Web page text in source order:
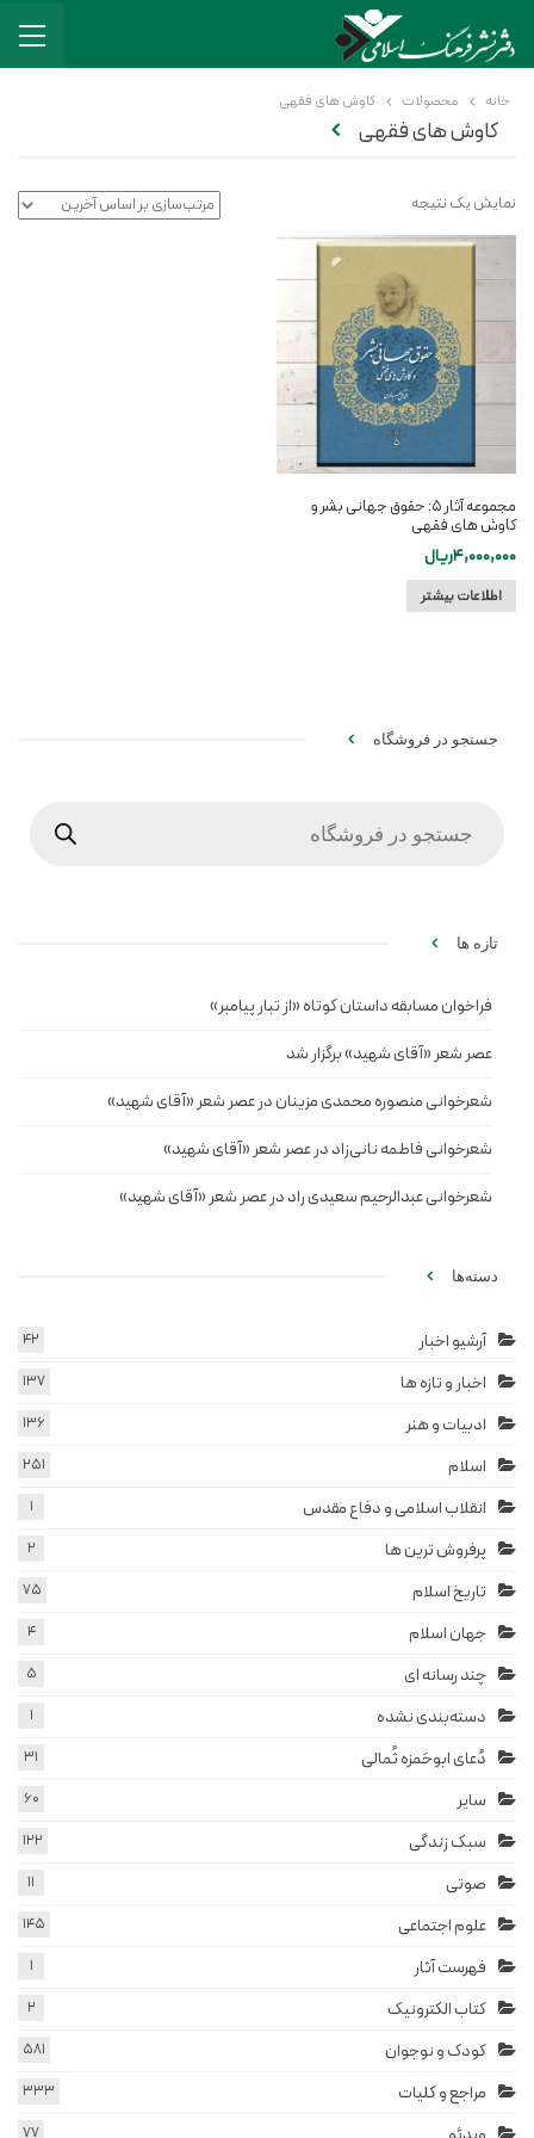
خانه محصولات کاوش های فقهی
کاوش های فقهی
نمایش یک نتیجه
مجموعه آثار ۵: حقوق جهانی بشر و
کاوش های فقهی
4,000,000ریال
اطلاعات بیشتر
جستجو در فروشگاه
تازه ها
فراخوان مسابقه داستان کوتاه «از تبار پیامبر»
عصر شعر «آقای شهید» برگزار شد
شعرخوانی منصوره محمدی مزینان در عصر شعر «آقای شهید»
شعرخوانی فاطمه نانی‌زاد در عصر شعر «آقای شهید»
شعرخوانی عبدالرحیم سعیدی راد در عصر شعر «آقای شهید»
دسته‌ها
آرشیو اخبار 42
اخبار و تازه ها 137
ادبیات و هنر 136
اسلام 251
انقلاب اسلامی و دفاع مقدس 1
پرفروش ترین ها 2
تاریخ اسلام 75
جهان اسلام 4
چند رسانه ای 5
دسته‌بندی نشده 1
دُعای ابوحَمزه ثُمالی 31
سایر 60
سبک زندگی 122
صوتی 11
علوم اجتماعی 145
فهرست آثار 1
کتاب الکترونیک 2
کودک و نوجوان 581
مراجع و کلیات 333
77